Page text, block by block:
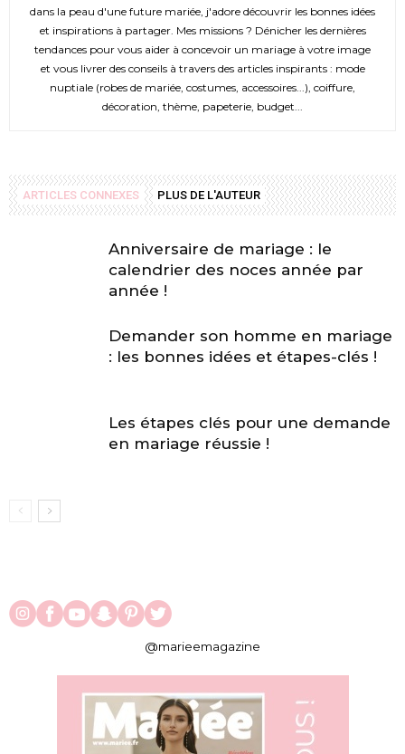
dans la peau d'une future mariée, j'adore découvrir les bonnes idées
et inspirations à partager. Mes missions ? Dénicher les dernières
tendances pour vous aider à concevoir un mariage à votre image
et vous livrer des conseils à travers des articles inspirants : mode
nuptiale (robes de mariée, costumes, accessoires...), coiffure,
décoration, thème, papeterie, budget...
ARTICLES CONNEXES PLUS DE L'AUTEUR
Anniversaire de mariage : le
calendrier des noces année par
année !
Demander son homme en mariage
: les bonnes idées et étapes-clés !
Les étapes clés pour une demande
en mariage réussie !
@marieemagazine